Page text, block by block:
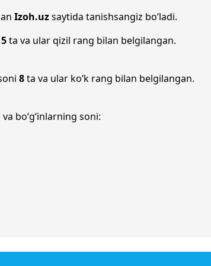
Izoh.uzsaytida tanishsangiz bo‘ladi.
5ta va ular qizil rang bilan belgilangan.
8ta va ular ko‘k rang bilan belgilangan.
bo‘g‘inlarning soni: